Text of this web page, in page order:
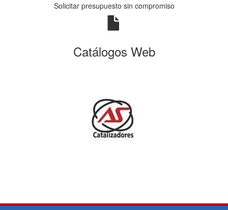
Solicitar presupuesto sin compromiso
Catálogos Web